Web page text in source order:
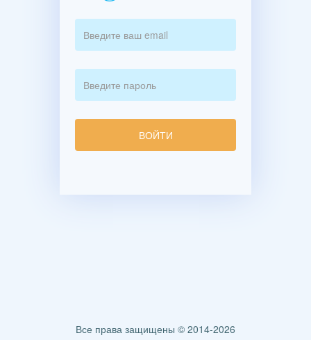
Все права защищены © 2014-2026